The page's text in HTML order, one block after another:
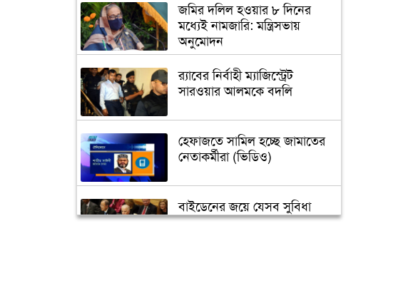
জমির দলিল হওয়ার ৮ দিনের
মধ্যেই নামজারি: মন্ত্রিসভায়
অনুমোদন
র‌্যাবের নির্বাহী ম্যাজিস্ট্রেট
সারওয়ার আলমকে বদলি
হেফাজতে সামিল হচ্ছে জামাতের
নেতাকর্মীরা (ভিডিও)
বাইডেনের জয়ে যেসব সুবিধা
পাবে বাংলাদেশ